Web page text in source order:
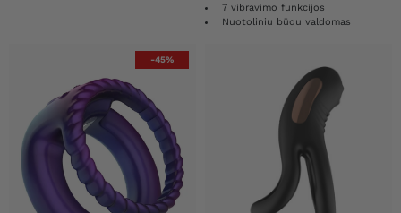
7 vibravimo funkcijos
Nuotoliniu būdu valdomas
-45%